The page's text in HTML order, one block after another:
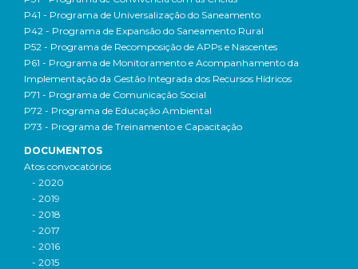
P41 - Programa de Universalização do Saneamento
P42 - Programa de Expansão do Saneamento Rural
P52 - Programa de Recomposição de APPs e Nascentes
P61 - Programa de Monitoramento e Acompanhamento da
Implementação da Gestão Integrada dos Recursos Hídricos
P71 - Programa de Comunicação Social
P72 - Programa de Educação Ambiental
P73 - Programa de Treinamento e Capacitação
DOCUMENTOS
Atos convocatórios
- 2020
- 2019
- 2018
- 2017
- 2016
- 2015